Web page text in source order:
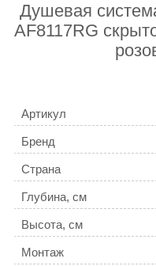
Душевая
AF8117RG
Артикул
Бренд
Страна
Глубина, см
Высота, см
Монтаж